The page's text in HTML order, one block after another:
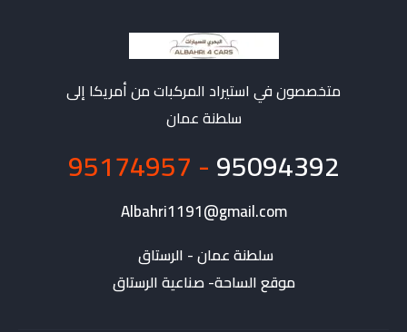
متخصصون في استيراد المركبات من أمريكا إلى
سلطنة عمان
95094392
- 95174957
Albahri1191@gmail.com
موقع الساحة- صناعية الرستاق